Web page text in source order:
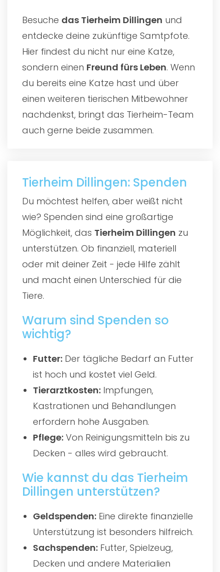
Besuche das Tierheim Dillingen und
entdecke deine zukünftige Samtpfote.
Hier findest du nicht nur eine Katze,
sondern einen Freund fürs Leben. Wenn
du bereits eine Katze hast und über
einen weiteren tierischen Mitbewohner
nachdenkst, bringt das Tierheim-Team
auch gerne beide zusammen.
Tierheim Dillingen: Spenden
Du möchtest helfen, aber weißt nicht
wie? Spenden sind eine großartige
Möglichkeit, das Tierheim Dillingen zu
unterstützen. Ob finanziell, materiell
oder mit deiner Zeit - jede Hilfe zählt
und macht einen Unterschied für die
Tiere.
Warum sind Spenden so
wichtig?
Futter: Der tägliche Bedarf an Futter
ist hoch und kostet viel Geld.
Tierarztkosten: Impfungen,
Kastrationen und Behandlungen
erfordern hohe Ausgaben.
Pflege: Von Reinigungsmitteln bis zu
Decken - alles wird gebraucht.
Wie kannst du das Tierheim
Dillingen unterstützen?
Geldspenden: Eine direkte finanzielle
Unterstützung ist besonders hilfreich.
Sachspenden: Futter, Spielzeug,
Decken und andere Materialien